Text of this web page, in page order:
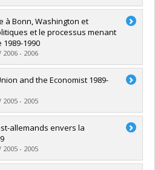
Papyrus
à Bonn, Washington et
et le processus menant
1990
- 2006
Papyrus
and the Economist 1989-
- 2005
Papyrus
allemands envers la
- 2005